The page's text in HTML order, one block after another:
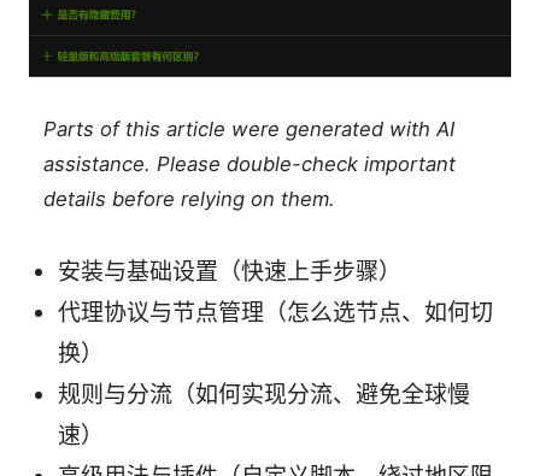
Parts of this article were generated with AI
assistance. Please double-check important
details before relying on them.
安装与基础设置（快速上手步骤）
代理协议与节点管理（怎么选节点、如何切
换）
规则与分流（如何实现分流、避免全球慢
速）